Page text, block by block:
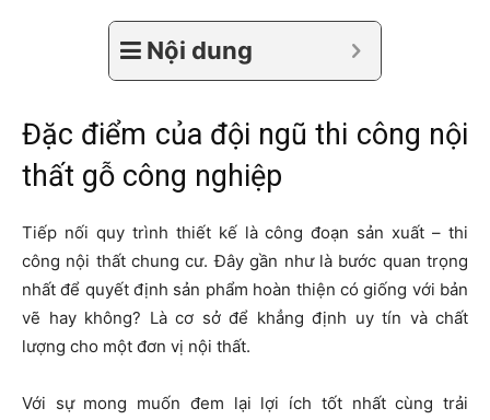
Nội dung
Đặc điểm của đội ngũ thi công nội
thất gỗ công nghiệp
Tiếp nối quy trình thiết kế là công đoạn sản xuất – thi
công nội thất chung cư. Đây gần như là bước quan trọng
nhất để quyết định sản phẩm hoàn thiện có giống với bản
vẽ hay không? Là cơ sở để khẳng định uy tín và chất
lượng cho một đơn vị nội thất.
Với sự mong muốn đem lại lợi ích tốt nhất cùng trải